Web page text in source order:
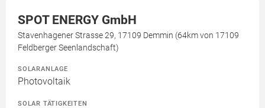
SPOT ENERGY GmbH
Stavenhagener Strasse 29, 17109 Demmin (64km von 17109
Feldberger Seenlandschaft)
SOLARANLAGE
Photovoltaik
SOLAR TÄTIGKEITEN